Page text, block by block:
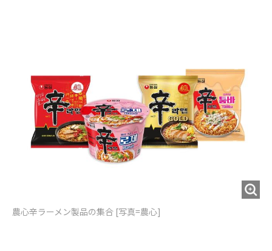
農心辛ラーメン製品の集合 [写真=農心]